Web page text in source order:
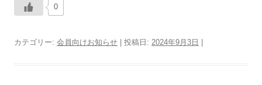
0
カテゴリー: 会員向けお知らせ | 投稿日: 2024年9月3日 |